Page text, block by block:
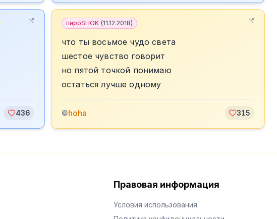
436
пироSHOK (11.12.2018)
что ты восьмое чудо света
шестое чувство говорит
но пятой точкой понимаю
остаться лучше одному
©hoha 315
Правовая информация
Условия использования